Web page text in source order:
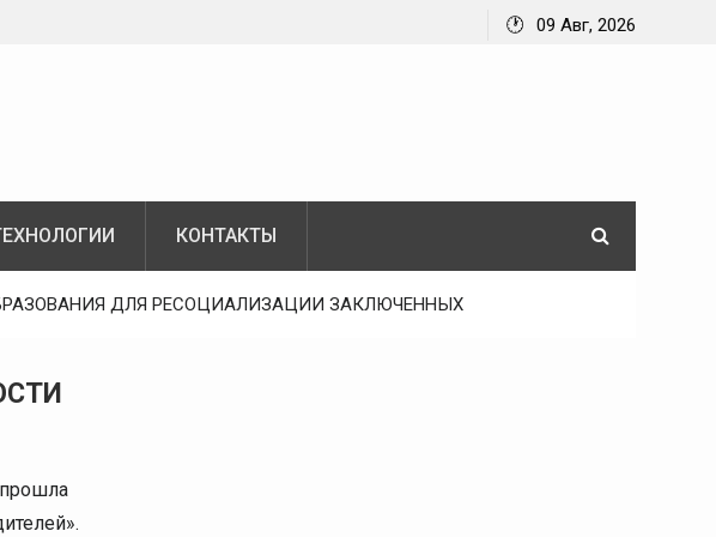
09 Авг, 2026
КОНТАКТЫ
ДЛЯ РЕСОЦИАЛИЗАЦИИ ЗАКЛЮЧЕННЫХ